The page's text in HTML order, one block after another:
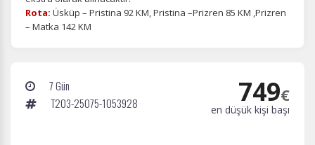
Rota: Üsküp – Pristina 92 KM, Pristina –Prizren 85 KM ,Prizren
– Matka 142 KM
7 Gün
T203-25075-1053928
749€
en düşük kişi başı